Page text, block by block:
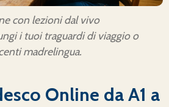
con lezioni dal vivo
i tuoi traguardi di viaggio o
madrelingua.
Online da A1 a